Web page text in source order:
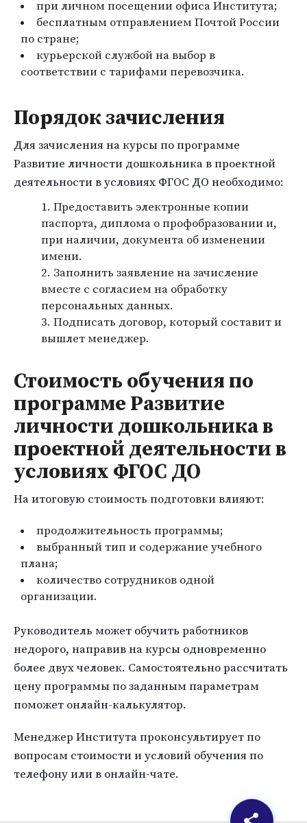
при личном посещении офиса Института;
бесплатным отправлением Почтой России
по стране;
курьерской службой на выбор в
соответствии с тарифами перевозчика.
Порядок зачисления
Для зачисления на курсы по программе
Развитие личности дошкольника в проектной
деятельности в условиях ФГОС ДО необходимо:
Предоставить электронные копии
паспорта, диплома о профобразовании и,
при наличии, документа об изменении
имени.
Заполнить заявление на зачисление
вместе с согласием на обработку
персональных данных.
Подписать договор, который составит и
вышлет менеджер.
Стоимость обучения по
программе Развитие
личности дошкольника в
проектной деятельности в
условиях ФГОС ДО
На итоговую стоимость подготовки влияют:
продолжительность программы;
выбранный тип и содержание учебного
плана;
количество сотрудников одной
организации.
Руководитель может обучить работников
недорого, направив на курсы одновременно
более двух человек. Самостоятельно рассчитать
цену программы по заданным параметрам
поможет онлайн-калькулятор.
Менеджер Института проконсультирует по
вопросам стоимости и условий обучения по
телефону или в онлайн-чате.